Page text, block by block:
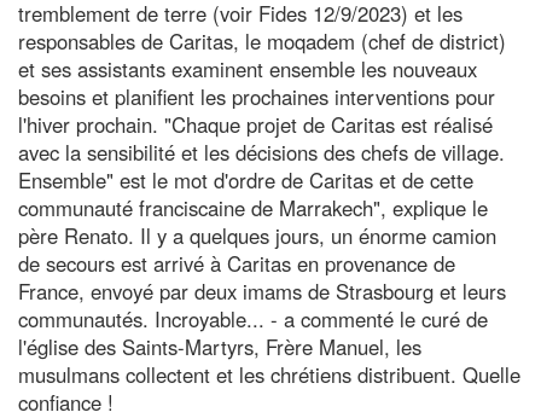
tremblement de terre (voir Fides 12/9/2023) et les
responsables de Caritas, le moqadem (chef de district)
et ses assistants examinent ensemble les nouveaux
besoins et planifient les prochaines interventions pour
l'hiver prochain. "Chaque projet de Caritas est réalisé
avec la sensibilité et les décisions des chefs de village.
Ensemble" est le mot d'ordre de Caritas et de cette
communauté franciscaine de Marrakech", explique le
père Renato. Il y a quelques jours, un énorme camion
de secours est arrivé à Caritas en provenance de
France, envoyé par deux imams de Strasbourg et leurs
communautés. Incroyable... - a commenté le curé de
l'église des Saints-Martyrs, Frère Manuel, les
musulmans collectent et les chrétiens distribuent. Quelle
confiance !